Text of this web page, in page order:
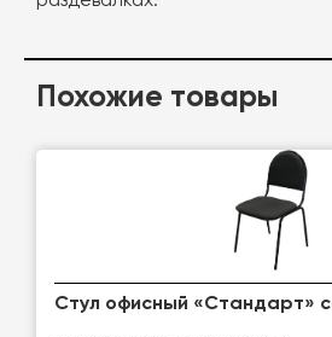
Похожие товары
Стул офисный «Стандарт»